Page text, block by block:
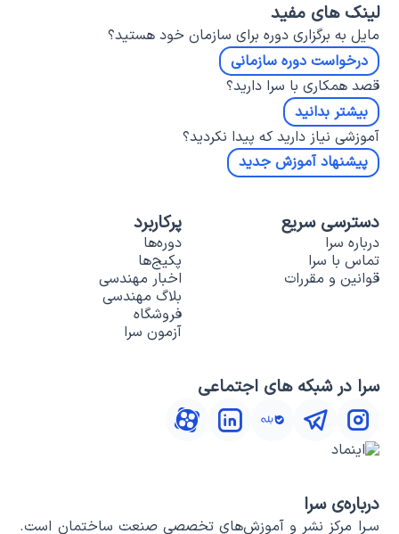
لینک های مفید
مایل به برگزاری دوره برای سازمان خود هستید؟
درخواست دوره سازمانی
قصد همکاری با سرا دارید؟
بیشتر بدانید
آموزشی نیاز دارید که پیدا نکردید؟
پیشنهاد آموزش جدید
دسترسی سریع
درباره سرا
تماس با سرا
قوانین و مقررات
پرکاربرد
دوره‌ها
پکیج‌ها
اخبار مهندسی
بلاگ مهندسی
فروشگاه
آزمون سرا
سرا در شبکه های اجتماعی
درباره‌ی سرا
سـرا مرکز نشر و آموزش‌های تخصصی صنعت ساختمان است.